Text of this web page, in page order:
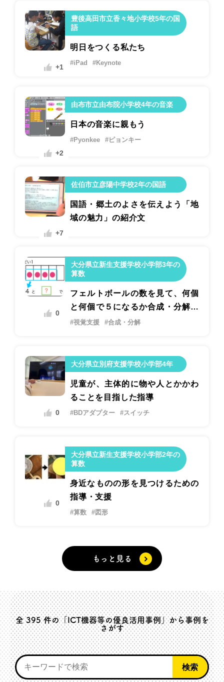
豊後高田市立香々地小学校5年の国
語
+1
明日をつくる私たち
#iPad #Keynote
由布市立由布院小学校4年の音楽
+2
日本の音楽に親もう
#Pyonkee #ピョンキー
佐伯市立彦陽中学校2年の国語
+7
国語・郷土のよさを伝えよう「地
域の魅力」の紹介文
大分県立新生支援学校小学部3年の
算数
0
フェルトボールの数を見て、何個
と何個で５になるか合成・分解の
表し方で答える学習
#視覚支援 #合成・分解
大分県立別府支援学校小学部4年
0
児童が、主体的に物や人とかかわ
ることを目指した指導
#BDアダプター #スイッチ
大分県立新生支援学校小学部2年の
算数
0
身近なものの形を見つけるための
指導・支援
#算数 #図形
もっと見る
全395件の「ICT機器等の優良活用事例」から事例を
さがす